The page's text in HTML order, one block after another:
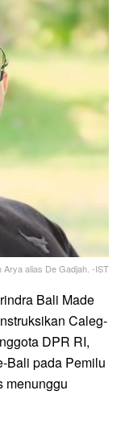
Arya alias De Gadjah. -IST
Bali Made
Caleg-
DPR RI,
Bali pada Pemilu
menunggu